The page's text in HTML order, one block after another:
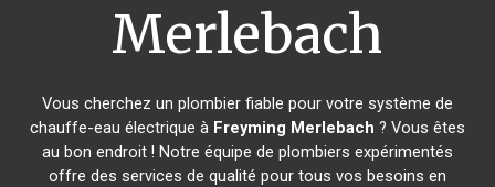
Merlebach
Vous cherchez un plombier fiable pour votre système de
chauffe-eau électrique à Freyming Merlebach ? Vous êtes
au bon endroit ! Notre équipe de plombiers expérimentés
offre des services de qualité pour tous vos besoins en